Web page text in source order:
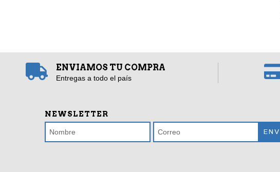
ENVIAMOS TU COMPRA
Entregas a todo el país
NEWSLETTER